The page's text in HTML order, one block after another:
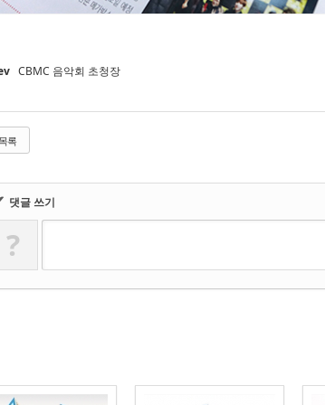
CBMC 음악회 초청장
록
댓글 쓰기
?